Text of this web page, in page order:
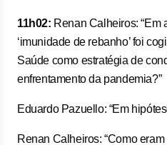
11h02: Renan Calheiros: “Em
‘imunidade de rebanho’ foi
Saúde como estratégia de
enfrentamento da pandemia?”
Eduardo Pazuello: “Em
Renan Calheiros: “Como